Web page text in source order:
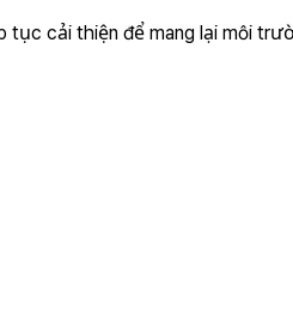
cải thiện để mang lại môi